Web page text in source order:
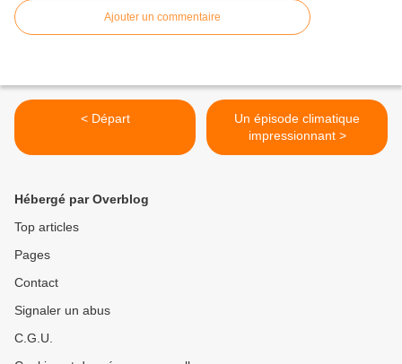
Ajouter un commentaire
< Départ
Un épisode climatique
impressionnant >
Hébergé par Overblog
Top articles
Pages
Contact
Signaler un abus
C.G.U.